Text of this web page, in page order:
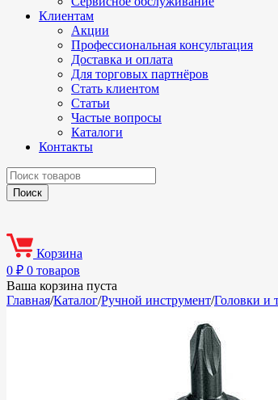
Клиентам
Акции
Профессиональная консультация
Доставка и оплата
Для торговых партнёров
Стать клиентом
Статьи
Частые вопросы
Каталоги
Контакты
Корзина
0 ₽ 0 товаров
Ваша корзина пуста
Главная/Каталог/Ручной инструмент/Головки и